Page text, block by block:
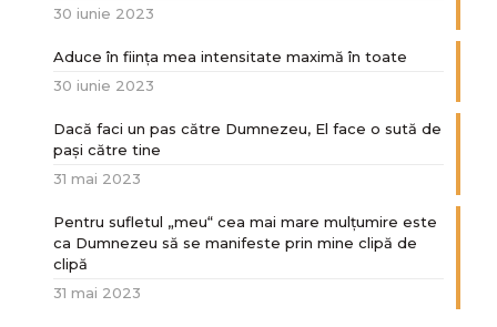
30 iunie 2023
Aduce în ființa mea intensitate maximă în toate
30 iunie 2023
Dacă faci un pas către Dumnezeu, El face o sută de
paşi către tine
31 mai 2023
Pentru sufletul „meu“ cea mai mare mulțumire este
ca Dumnezeu să se manifeste prin mine clipă de
clipă
31 mai 2023